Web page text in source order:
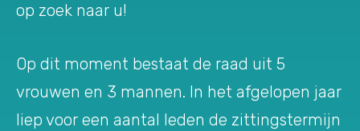
op zoek naar u!
Op dit moment bestaat de raad uit 5
vrouwen en 3 mannen. In het afgelopen jaar
liep voor een aantal leden de zittingstermijn